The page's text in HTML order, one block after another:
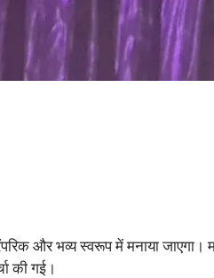
और भव्य स्वरूप में मनाया
की गई।